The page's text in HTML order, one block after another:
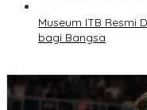
Museum ITB Resmi
bagi Bangsa